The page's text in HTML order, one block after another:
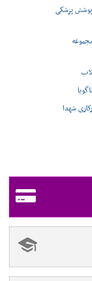
پوشش پزشکی
شهدا